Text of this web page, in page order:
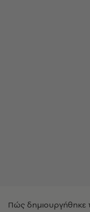
Πώς δημιουργήθηκε